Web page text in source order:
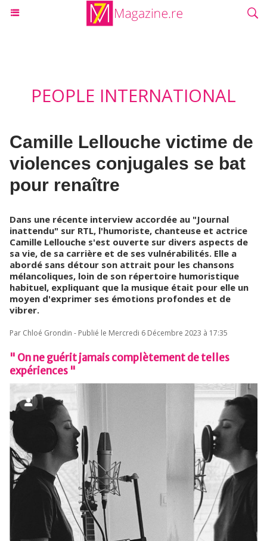
PEOPLE INTERNATIONAL
Camille Lellouche victime de
violences conjugales se bat
pour renaître
Dans une récente interview accordée au "Journal
inattendu" sur RTL, l'humoriste, chanteuse et actrice
Camille Lellouche s'est ouverte sur divers aspects de
sa vie, de sa carrière et de ses vulnérabilités. Elle a
abordé sans détour son attrait pour les chansons
mélancoliques, loin de son répertoire humoristique
habituel, expliquant que la musique était pour elle un
moyen d'exprimer ses émotions profondes et de
vibrer.
Par Chloé Grondin - Publié le Mercredi 6 Décembre 2023 à 17:35
" On ne guérit jamais complètement de telles
expériences "